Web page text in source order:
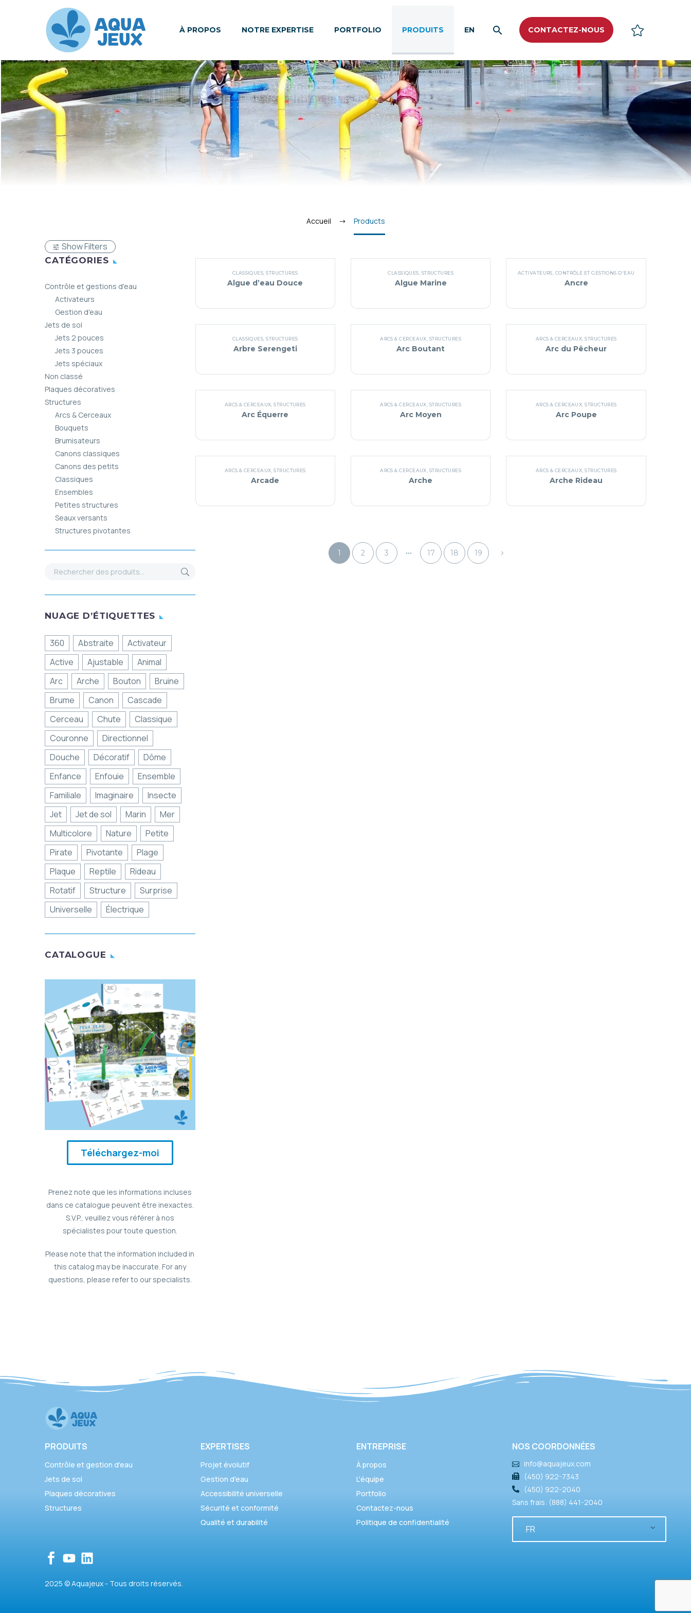
À PROPOS NOTRE EXPERTISE PORTFOLIO PRODUITS EN CONTACTEZ-NOUS
Accueil Products
Show Filters
CATÉGORIES
Contrôle et gestions d'eau
Activateurs
Gestion d'eau
Jets de sol
Jets 2 pouces
Jets 3 pouces
Jets spéciaux
Non classé
Plaques décoratives
Structures
Arcs & Cerceaux
Bouquets
Brumisateurs
Canons classiques
Canons des petits
Classiques
Ensembles
Petites structures
Seaux versants
Structures pivotantes
NUAGE D’ÉTIQUETTES
360 Abstraite
Activateur
Active
Ajustable
Animal
Arc
Arche Bouton
Bruine
Brume
Canon
Cascade
Cerceau
Chute
Classique
Couronne
Directionnel
Douche
Décoratif
Dôme
Enfance
Enfouie
Ensemble
Familiale
Imaginaire
Insecte
Jet
Jet de sol Marin
Mer
Multicolore
Nature
Petite
Pirate
Pivotante
Plage
Plaque
Reptile
Rideau
Rotatif
Structure
Surprise
Universelle
Électrique
CATALOGUE
Téléchargez-moi
Prenez note que les informations incluses
dans ce catalogue peuvent être inexactes.
S.V.P., veuillez vous référer à nos
spécialistes pour toute question.
Please note that the information included in
this catalog may be inaccurate. For any
questions, please refer to our specialists.
CLASSIQUES ,STRUCTURES
Algue d’eau Douce
CLASSIQUES STRUCTURES
Algue Marine
ACTIVATEURS CONTRÔLE ET GESTIONS D'EAU
Ancre
CLASSIQUES ,STRUCTURES
Arbre Serengeti
ARCS & CERCEAUX STRUCTURES
Arc Boutant
ARCS & CERCEAUX ,STRUCTURES
Arc du Pêcheur
ARCS & CERCEAUX ,STRUCTURES
Arc Équerre
ARCS & CERCEAUX STRUCTURES
Arc Moyen
ARCS & CERCEAUX ,STRUCTURES
Arc Poupe
ARCS & CERCEAUX ,STRUCTURES
Arcade
ARCS & CERCEAUX STRUCTURES
Arche
ARCS & CERCEAUX ,STRUCTURES
Arche Rideau
1 2 3 ... 17 18 19
PRODUITS
Contrôle et gestion d'eau
Jets de sol
Plaques décoratives
Structures
EXPERTISES
Projet évolutif
Gestion d'eau
Accessibilité universelle
Sécurité et conformité
Qualité et durabilité
ENTREPRISE
À propos
L'équipe
Portfolio
Contactez-nous
Politique de confidentialité
NOS COORDONNÉES
info@aquajeux.com
(450) 922-7343
(450) 922-2040
Sans frais: (888) 441-2040
FR
2025 © Aquajeux - Tous droits réservés.